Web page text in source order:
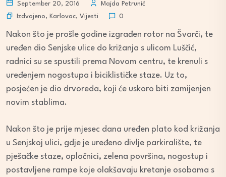
September 20, 2016
Majda Petrunić
Izdvojeno, Karlovac, Vijesti 0
Nakon što je prošle godine izgrađen rotor na Švarči, te
uređen dio Senjske ulice do križanja s ulicom Luščić,
radnici su se spustili prema Novom centru, te krenuli s
uređenjem nogostupa i biciklističke staze. Uz to,
posjećen je dio drvoreda, koji će uskoro biti zamijenjen
novim stablima.
Nakon što je prije mjesec dana uređen plato kod križanja
u Senjskoj ulici, gdje je uređeno divlje parkiralište, te
pješačke staze, opločnici, zelena površina, nogostup i
postavljene rampe koje olakšavaju kretanje osobama s